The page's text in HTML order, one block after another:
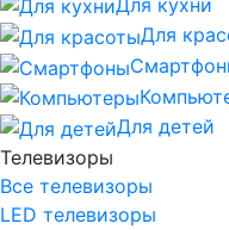
Для
Для детей
Телевизоры
Все телевизоры
LED телевизоры